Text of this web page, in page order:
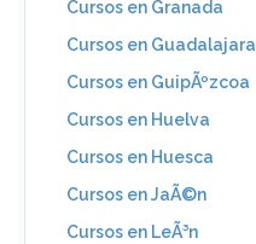
Cursos en Granada
Cursos en Guadalajara
Cursos en GuipÃºzcoa
Cursos en Huelva
Cursos en Huesca
Cursos en JaÃ©n
Cursos en LeÃ³n